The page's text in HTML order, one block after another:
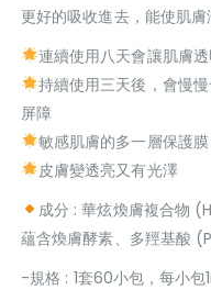
更好的吸收進去，能使肌
連續使用八天會讓肌膚
持續使用三天後，會慢
屏障
敏感肌膚的多一層保護
皮膚變透亮又有光澤
成分 : 華炫煥膚複合物
蘊含煥膚酵素、多羥基酸
-規格 : 1套60小包，每小包